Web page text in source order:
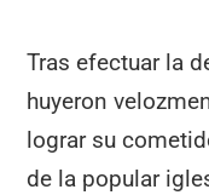
Tras efectuar la
huyeron
lograr su
de la popular